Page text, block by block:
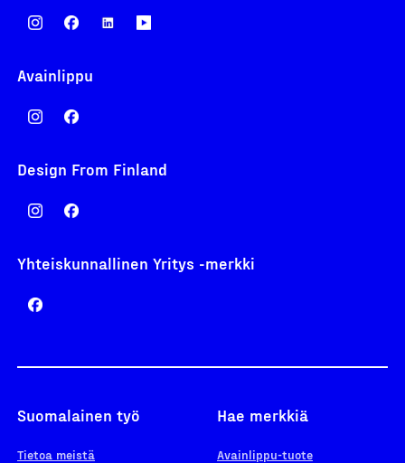
Avainlippu
Design From Finland
Yhteiskunnallinen Yritys -merkki
Suomalainen työ
Tietoa meistä
Hae merkkiä
Avainlippu-tuote